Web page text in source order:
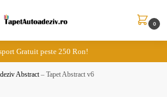
0
Gratuit peste 250 Ron!
Abstract – Tapet Abstract v6